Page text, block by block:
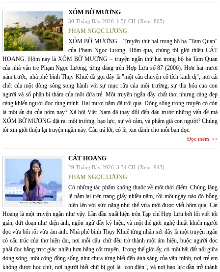
XÓM BỜ MƯƠNG
30 Tháng Bảy 2026 1:56 CH (Xem: 865)
PHẠM NGỌC LƯƠNG
XÓM BỜ MƯƠNG – Truyện thứ hai trong bộ ba "Tam Quan"
của Phạm Ngọc Lương. Hôm qua, chúng tôi giới thiệu CÁT
HOANG. Hôm nay là XÓM BỜ MƯƠNG – truyện ngắn thứ hai trong bộ ba Tam Quan
của nhà văn trẻ Phạm Ngọc Lương, từng đăng trên Hợp Lưu số 87 (2006). Hơn hai mươi
năm trước, nhà phê bình Thụy Khuê đã gọi đây là "một câu chuyện cổ tích kinh dị", nơi cái
chết của một dòng sông song hành với sự mục rữa của môi trường, sự tha hóa của con
người và số phận bi thảm của một đứa trẻ. Một truyện ngắn đầy chất thơ, nhưng càng đẹp
càng khiến người đọc rùng mình. Hai mươi năm đã trôi qua. Dòng sông trong truyện có còn
là một ẩn dụ của hôm nay? Xã hội Việt Nam đã thay đổi đến đâu trước những vấn đề mà
XÓM BỜ MƯƠNG đặt ra: môi trường, bạo lực, sự vô cảm, và phẩm giá con người? Chúng
tôi xin giới thiệu lại truyện ngắn này. Câu trả lời, có lẽ, xin dành cho mỗi bạn đọc.
Đọc thêm
CÁT HOANG
29 Tháng Bảy 2026 3:34 CH (Xem: 943)
PHẠM NGỌC LƯƠNG
Có những tác phẩm không thuộc về một thời điểm. Chúng lặng
lẽ nằm lại trên trang giấy nhiều năm, rồi một ngày nào đó bỗng
hiện lên với sức nặng như thể vừa mới được viết hôm qua. Cát
Hoang là một truyện ngắn như vậy. Lần đầu xuất hiện trên Tạp chí Hợp Lưu bởi lối viết tối
giản, đứt đoạn như điện ảnh, ngôn ngữ đầy ký hiệu, và một thế giới nghệ thuật khiến người
đọc vừa bối rối vừa ám ảnh. Nhà phê bình Thụy Khuê từng nhận xét đây là một truyện ngắn
có cấu trúc của thơ hiện đại, nơi mỗi câu chữ đều trở thành một ám hiệu, buộc người đọc
phải đọc bằng trực giác nhiều hơn bằng cốt truyện. Trong thế giới ấy, có một bãi đất nổi giữa
dòng sông, một cộng đồng sống như chưa từng biết đến ánh sáng của văn minh, nơi trẻ em
không được học chữ, nơi người biết chữ bị gọi là "con điên", và nơi bạo lực dần trở thành